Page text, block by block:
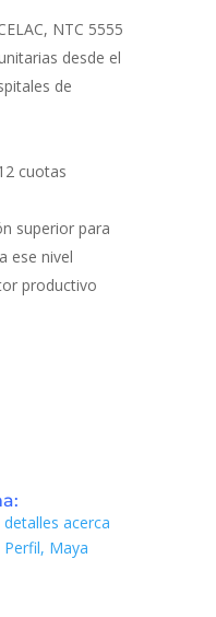
NTC 5555
desde el
de
cuotas
superior para
ese nivel
productivo
acerca
Maya